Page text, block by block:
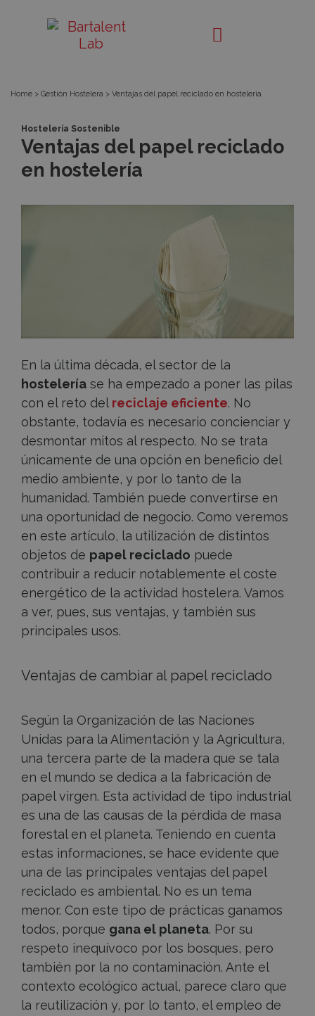
Ventajas
papel
reciclado
en
Bartalent
Lab
Home > Gestión Hostelera > Ventajas del papel reciclado en hostelería
Hostelería Sostenible
Ventajas del papel reciclado
en hostelería
En la última década, el sector de la
hostelería se ha empezado a poner las pilas
con el reto del reciclaje eficiente. No
obstante, todavía es necesario concienciar y
desmontar mitos al respecto. No se trata
únicamente de una opción en beneficio del
medio ambiente, y por lo tanto de la
humanidad. También puede convertirse en
una oportunidad de negocio. Como veremos
en este artículo, la utilización de distintos
objetos de papel reciclado puede
contribuir a reducir notablemente el coste
energético de la actividad hostelera. Vamos
a ver, pues, sus ventajas, y también sus
principales usos.
Ventajas de cambiar al papel reciclado
Según la Organización de las Naciones
Unidas para la Alimentación y la Agricultura,
una tercera parte de la madera que se tala
en el mundo se dedica a la fabricación de
papel virgen. Esta actividad de tipo industrial
es una de las causas de la pérdida de masa
forestal en el planeta. Teniendo en cuenta
estas informaciones, se hace evidente que
una de las principales ventajas del papel
reciclado es ambiental. No es un tema
menor. Con este tipo de prácticas ganamos
todos, porque gana el planeta. Por su
respeto inequívoco por los bosques, pero
también por la no contaminación. Ante el
contexto ecológico actual, parece claro que
la reutilización y, por lo tanto, el empleo de